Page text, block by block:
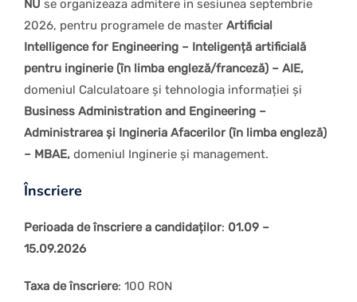
NU se organizeaza admitere in sesiunea septembrie
2026, pentru programele de master Artificial
Intelligence for Engineering – Inteligență artificială
pentru inginerie (în limba engleză/franceză) – AIE,
domeniul Calculatoare şi tehnologia informației și
Business Administration and Engineering –
Administrarea și Ingineria Afacerilor (în limba engleză)
– MBAE, domeniul Inginerie şi management.
Înscriere
Perioada de înscriere a candidaților: 01.09 –
15.09.2026
Taxa de înscriere: 100 RON